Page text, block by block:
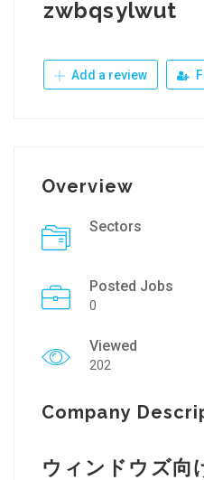
zwbqsylwut
Add a review
Overview
Sectors
Posted Jobs
0
Viewed
202
Company
ウィンドウズ向